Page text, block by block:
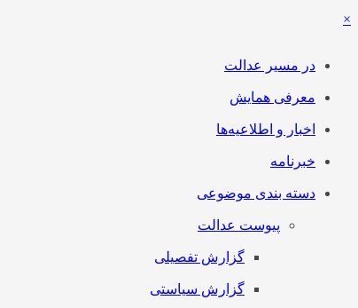
×
در مسیر عدالت
معرفی همایش
اخبار و اطلاعیه‌ها
خبرنامه
دسته بندی موضوعی
پیوست عدالت
گزارش تفصیلی
گزارش سیاستی